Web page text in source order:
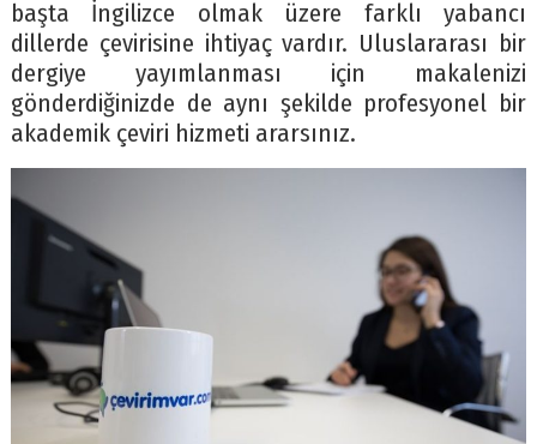
başta İngilizce olmak üzere farklı yabancı
dillerde çevirisine ihtiyaç vardır. Uluslararası bir
dergiye yayımlanması için makalenizi
gönderdiğinizde de aynı şekilde profesyonel bir
akademik çeviri hizmeti ararsınız.